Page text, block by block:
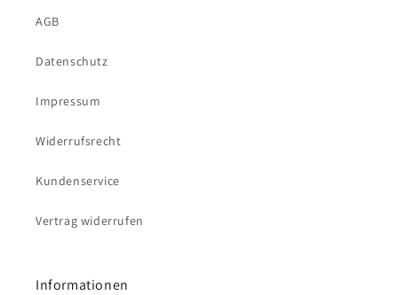
AGB
Datenschutz
Impressum
Widerrufsrecht
Kundenservice
Vertrag widerrufen
Informationen